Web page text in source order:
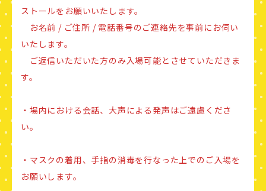
ストールをお願いいたします。
お名前 / ご住所 / 電話番号のご連絡先を事前にお伺い
いたします。
ご返信いただいた方のみ入場可能とさせていただきま
す。
・場内における会話、大声による発声はご遠慮くださ
い。
・マスクの着用、手指の消毒を行なった上でのご入場を
お願いします。